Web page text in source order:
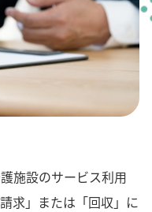
手続きのやり方＆振
施設のサービス利用
求」または「回収」に